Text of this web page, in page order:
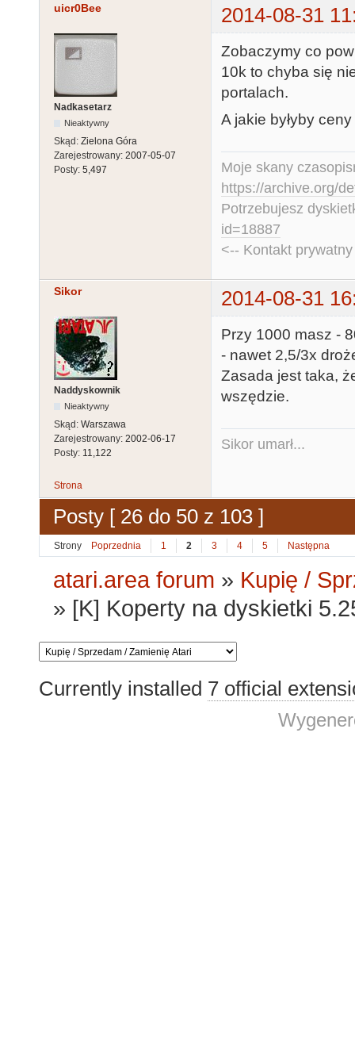
uicr0Bee 2014-08-31
Nadkasetarz
Nieaktywny
Skąd: Zielona Góra
Zarejestrowany: 2007-05-07
Posty: 5,497
Zobaczymy co
10k to chyba się
portalach.
A jakie byłyby
Moje skany
https://archive.org/
Potrzebujesz
id=18887
<-- Kontakt
Sikor 2014-08-31
Naddyskownik
Nieaktywny
Skąd: Warszawa
Zarejestrowany: 2002-06-17
Posty: 11,122
Przy 1000 masz -
- nawet 2,5/3x
Zasada jest taka,
wszędzie.
Sikor umarł...
Strona
Posty [ 26 do 50 z 103 ]
Strony Poprzednia 1 2 3 4 5 Następna
atari.area forum » Kupię /
» [K] Koperty na dyskietki
Currently installed 7 official